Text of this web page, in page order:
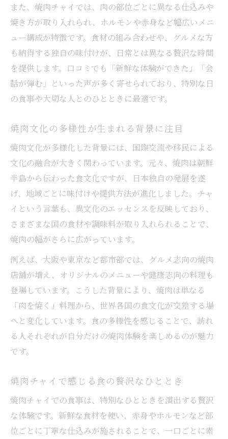
焼肉チャイが歩んだ歴史のエピソード紹介
食文化を彩る焼肉の秘密を探究
焼肉に隠された味の秘密を丁寧に解説
焼肉チャイが食卓で果たす役割と魅力
焼肉の調理法と食文化の深い関係性とは
焼肉チャイの美味しさを支える工夫紹介
伝統に息づく焼肉チャイの背景とは
焼肉チャイが伝統文化に根付く理由とは
焼肉の歴史ある背景から読み解く魅力
焼肉チャイと地域ごとの特色を考察する
焼肉体験が伝統行事と結びつく意味を解説
焼肉の伝統が現代に受け継がれる仕組み
焼肉体験で感じる国際的なつながり
焼肉を通じた国際交流の実例を紹介
焼肉チャイで感じる世界とのつながり方
焼肉文化が国境を越えて広がる理由解説
焼肉体験が生む多様な価値観の共有とは
焼肉チャイを介した異文化理解の深め方
また、焼肉チャイでは、肉の部位ごとに異なる仕込みや
焼き方が取り入れられ、ホルモンや赤身など幅広いメニ
ュー構成が特徴です。食材の組み合わせや、グルメな方
も納得する独自の味付けが、日常とは異なる贅沢な時間
を提供します。口コミでも「新鮮な体験ができた」「会
話が弾む」といった声が多く寄せられており、特別な日
の食事や大切な人とのひとときに最適です。
焼肉文化の多様性が生まれる背景に注目
焼肉文化が多様化した背景には、国際交流や移民による
文化の融合が大きく関わっています。元々、焼肉は朝鮮
半島から伝わった食文化ですが、日本独自の発展を遂
げ、地域ごとに味付けや提供方法が進化しました。チャ
イという言葉も、異文化のエッセンスを反映しており、
さまざまな国の食材や調味料が取り入れられることで、
焼肉の幅がさらに広がっています。
例えば、大阪や東京など都市部では、グルメ志向の焼肉
店舗が増え、オリジナルのメニューや健康志向の料理も
登場しています。こうした背景により、焼肉は単なる
「肉を焼く」料理から、世界各国の食文化が交差する場
へと変化しています。食の多様性を感じることで、訪れ
る人それぞれが自分だけの焼肉体験を楽しめるのが魅力
です。
焼肉チャイで感じる食の贅沢なひととき
焼肉チャイでの食事は、特別なひとときを演出する贅沢
な体験です。新鮮な食材を使い、赤身やホルモンなど部
位ごとに丁寧な仕込みが施されることで、一口ごとに素